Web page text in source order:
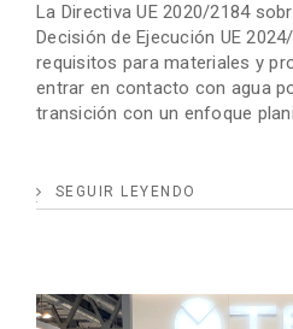
La Directiva UE 2020/2184
Decisión de Ejecución UE
requisitos para materiales y
entrar en contacto con agua
transición con un enfoque
SEGUIR LEYENDO